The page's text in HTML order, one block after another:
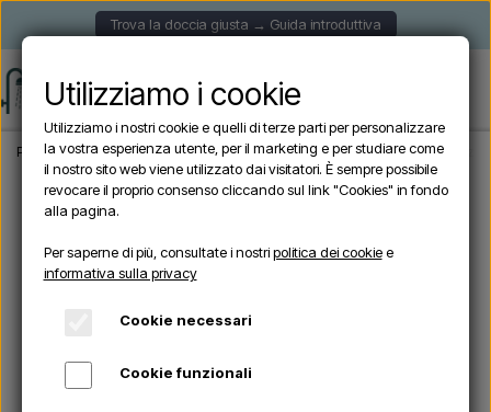
Trova la doccia giusta → Guida introduttiva
Pagina iniziale Accessori Supporto per tubi in ottone / staffa a parete (3 pz.)
Utilizziamo i cookie
Utilizziamo i nostri cookie e quelli di terze parti per personalizzare
la vostra esperienza utente, per il marketing e per studiare come
il nostro sito web viene utilizzato dai visitatori. È sempre possibile
revocare il proprio consenso cliccando sul link "Cookies" in fondo
alla pagina.
Per saperne di più, consultate i nostripolitica dei cookiee
informativa sulla privacy
Cookie necessari
Cookie funzionali